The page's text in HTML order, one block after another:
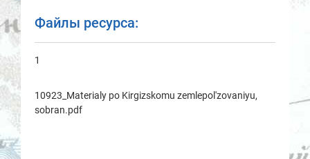
Файлы ресурса:
1
10923_Materialy po Kirgizskomu zemlepol'zovaniyu,
sobran.pdf